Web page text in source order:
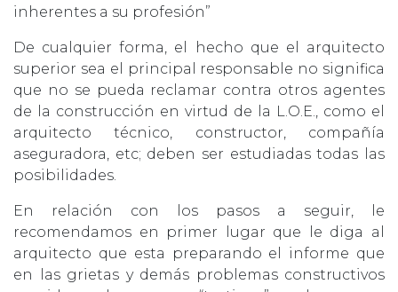
inherentes a su profesión”
De cualquier forma, el hecho que el arquitecto
superior sea el principal responsable no significa
que no se pueda reclamar contra otros agentes
de la construcción en virtud de la L.O.E., como el
arquitecto técnico, constructor, compañía
aseguradora, etc; deben ser estudiadas todas las
posibilidades.
En relación con los pasos a seguir, le
recomendamos en primer lugar que le diga al
arquitecto que esta preparando el informe que
en las grietas y demás problemas constructivos